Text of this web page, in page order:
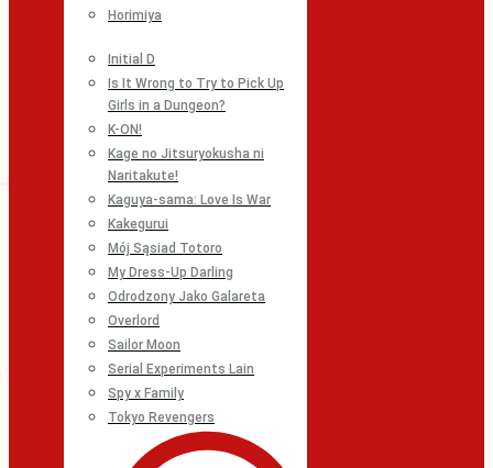
Horimiya
Initial D
Is It Wrong to Try to Pick Up
Girls in a Dungeon?
K-ON!
Kage no Jitsuryokusha ni
Naritakute!
Kaguya-sama: Love Is War
Kakegurui
Mój Sąsiad Totoro
My Dress-Up Darling
Odrodzony Jako Galareta
Overlord
Sailor Moon
Serial Experiments Lain
Spy x Family
Tokyo Revengers